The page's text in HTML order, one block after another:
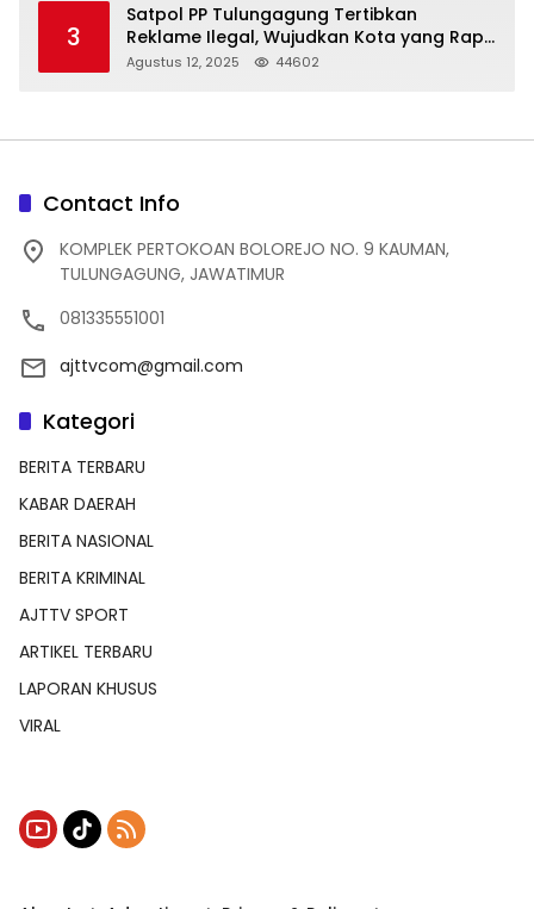
3
Satpol PP Tulungagung Tertibkan
Reklame Ilegal, Wujudkan Kota yang Rapi
dan Indah
Agustus 12, 2025 44602
Contact Info
KOMPLEK PERTOKOAN BOLOREJO NO. 9 KAUMAN,
TULUNGAGUNG, JAWATIMUR
081335551001
ajttvcom@gmail.com
Kategori
BERITA TERBARU
KABAR DAERAH
BERITA NASIONAL
BERITA KRIMINAL
AJTTV SPORT
ARTIKEL TERBARU
LAPORAN KHUSUS
VIRAL